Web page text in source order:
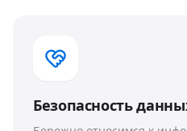
Безопасность